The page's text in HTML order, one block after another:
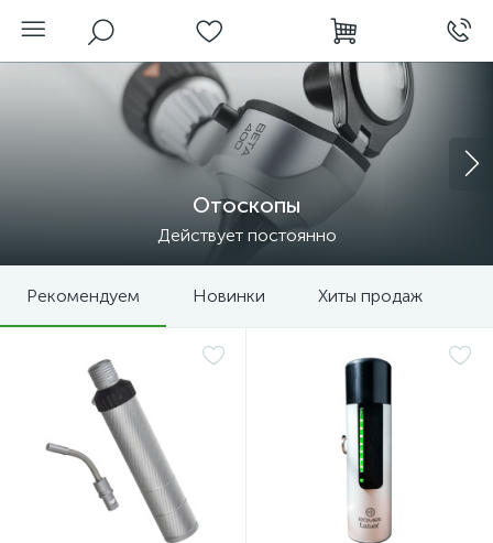
Отоскопы
Действует постоянно
Рекомендуем Новинки Хиты продаж